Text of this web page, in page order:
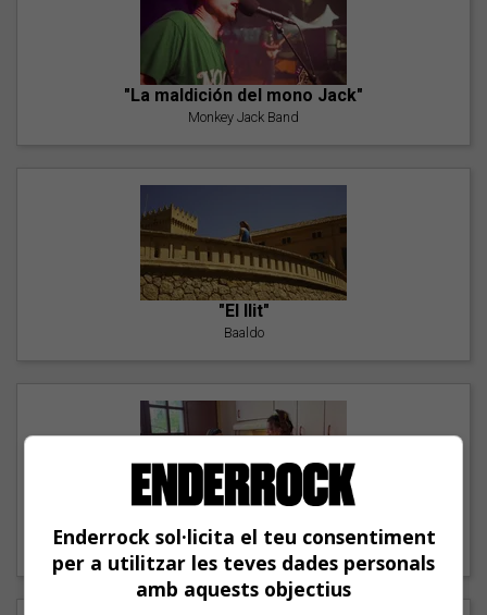
"La maldición del mono Jack"
Monkey Jack Band
"El llit"
Baaldo
"Lo bueno y lo malo"
Carmen y María
Enderrock sol·licita el teu consentiment
per a utilitzar les teves dades personals
amb aquests objectius